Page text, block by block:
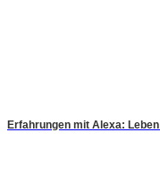
Erfahrungen mit Alexa: